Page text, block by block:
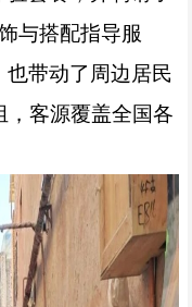
与搭配指导服
带动了周边居民
，客源覆盖全国各